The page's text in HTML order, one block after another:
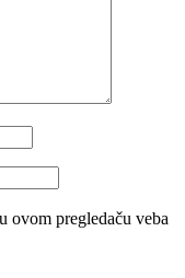
ovom pregledaču veba